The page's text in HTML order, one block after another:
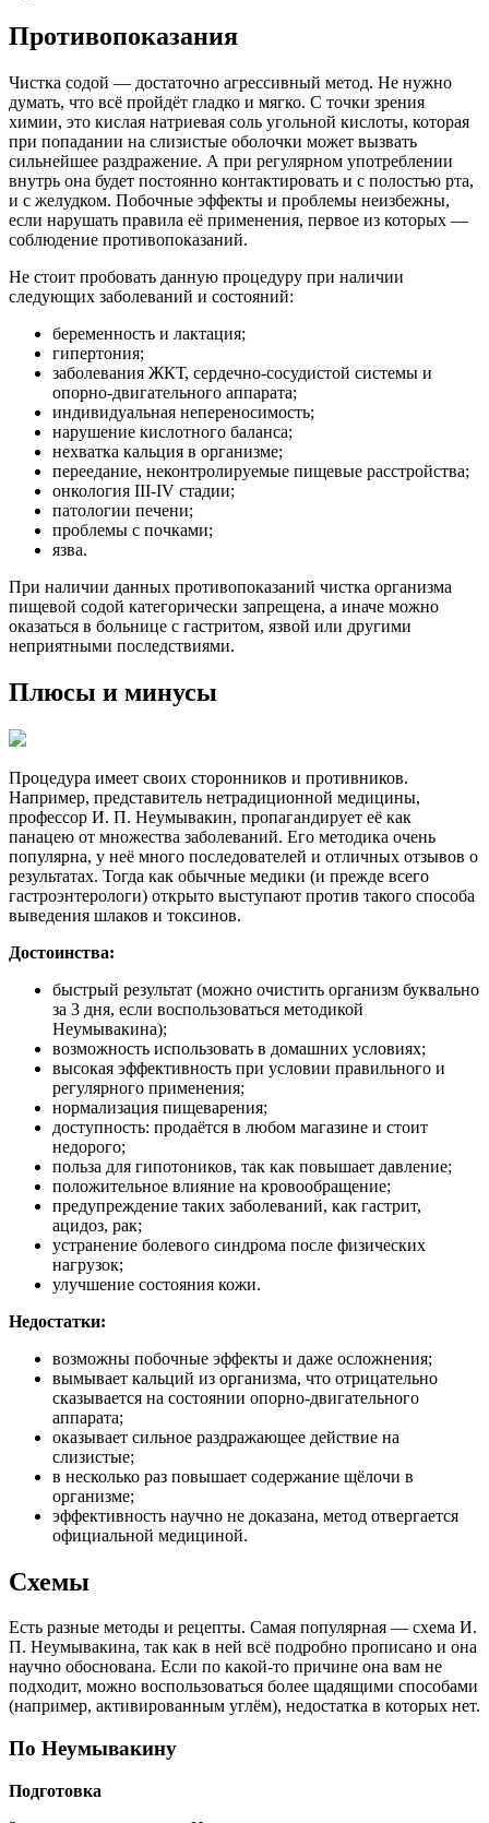
Противопоказания
Чистка содой — достаточно агрессивный метод. Не нужно
думать, что всё пройдёт гладко и мягко. С точки зрения
химии, это кислая натриевая соль угольной кислоты, которая
при попадании на слизистые оболочки может вызвать
сильнейшее раздражение. А при регулярном употреблении
внутрь она будет постоянно контактировать и с полостью рта,
и с желудком. Побочные эффекты и проблемы неизбежны,
если нарушать правила её применения, первое из которых —
соблюдение противопоказаний.
Не стоит пробовать данную процедуру при наличии
следующих заболеваний и состояний:
беременность и лактация;
гипертония;
заболевания ЖКТ, сердечно-сосудистой системы и
опорно-двигательного аппарата;
индивидуальная непереносимость;
нарушение кислотного баланса;
нехватка кальция в организме;
переедание, неконтролируемые пищевые расстройства;
онкология III-IV стадии;
патологии печени;
проблемы с почками;
язва.
При наличии данных противопоказаний чистка организма
пищевой содой категорически запрещена, а иначе можно
оказаться в больнице с гастритом, язвой или другими
неприятными последствиями.
Плюсы и минусы
Процедура имеет своих сторонников и противников.
Например, представитель нетрадиционной медицины,
профессор И. П. Неумывакин, пропагандирует её как
панацею от множества заболеваний. Его методика очень
популярна, у неё много последователей и отличных отзывов о
результатах. Тогда как обычные медики (и прежде всего
гастроэнтерологи) открыто выступают против такого способа
выведения шлаков и токсинов.
Достоинства:
быстрый результат (можно очистить организм буквально
за 3 дня, если воспользоваться методикой
Неумывакина);
возможность использовать в домашних условиях;
высокая эффективность при условии правильного и
регулярного применения;
нормализация пищеварения;
доступность: продаётся в любом магазине и стоит
недорого;
польза для гипотоников, так как повышает давление;
положительное влияние на кровообращение;
предупреждение таких заболеваний, как гастрит,
ацидоз, рак;
устранение болевого синдрома после физических
нагрузок;
улучшение состояния кожи.
Недостатки:
возможны побочные эффекты и даже осложнения;
вымывает кальций из организма, что отрицательно
сказывается на состоянии опорно-двигательного
аппарата;
оказывает сильное раздражающее действие на
слизистые;
в несколько раз повышает содержание щёлочи в
организме;
эффективность научно не доказана, метод отвергается
официальной медициной.
Схемы
Есть разные методы и рецепты. Самая популярная — схема И.
П. Неумывакина, так как в ней всё подробно прописано и она
научно обоснована. Если по какой-то причине она вам не
подходит, можно воспользоваться более щадящими способами
(например, активированным углём), недостатка в которых нет.
По Неумывакину
Подготовка